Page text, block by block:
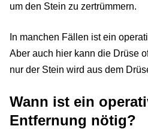
um den Stein zu zertrümmern.
In manchen Fällen ist ein
Aber auch hier kann die Drüse
nur der Stein wird aus dem
Wann ist ein
Entfernung nötig?